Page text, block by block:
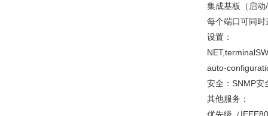
集成基板（启
每个端口可同
设置：
auto-
安全：SNMP安
其他服务：